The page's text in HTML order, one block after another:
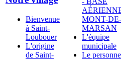
Bienvenue
à Saint-
Loubouer
L'origine
de Saint-
MONT-DE-
MARSAN
L'équipe
municipale
Le